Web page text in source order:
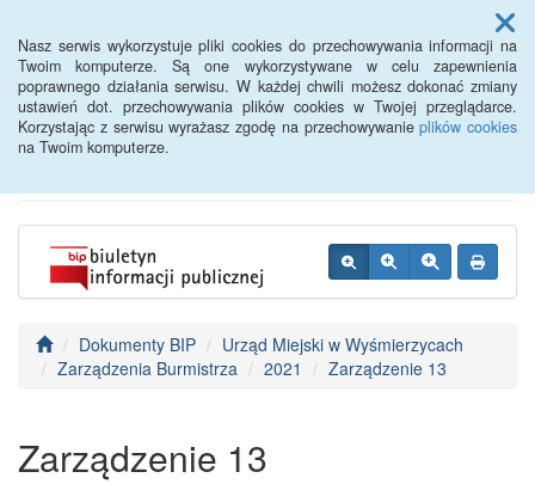
Nasz serwis wykorzystuje pliki cookies do przechowywania informacji na
Twoim komputerze. Są one wykorzystywane w celu zapewnienia
poprawnego działania serwisu. W każdej chwili możesz dokonać zmiany
ustawień dot. przechowywania plików cookies w Twojej przeglądarce.
Korzystając z serwisu wyrażasz zgodę na przechowywanieplików cookies
na Twoim komputerze.
Menu
BIP - Urząd Miejski
Wyśmierzyce
Dokumenty BIP
Urząd Miejski w Wyśmierzycach
Zarządzenia Burmistrza
2021 Zarządzenie 13
Zarządzenie 13